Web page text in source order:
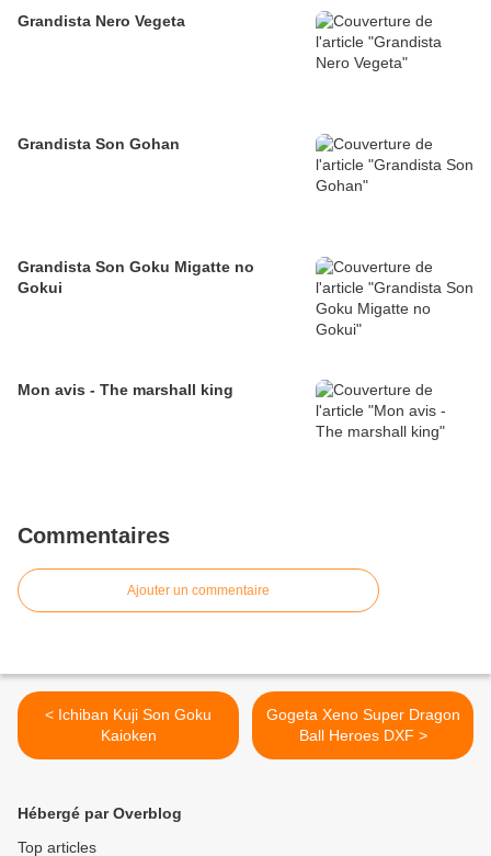
Grandista Nero Vegeta
Grandista Son Gohan
Grandista Son Goku Migatte no
Gokui
Mon avis - The marshall king
Commentaires
Ajouter un commentaire
< Ichiban Kuji Son Goku
Kaioken
Gogeta Xeno Super Dragon
Ball Heroes DXF >
Hébergé par Overblog
Top articles